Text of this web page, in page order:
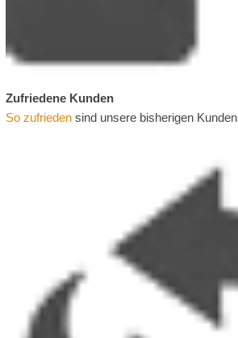
Zufriedene Kunden
So zufrieden sind unsere bisherigen Kunden